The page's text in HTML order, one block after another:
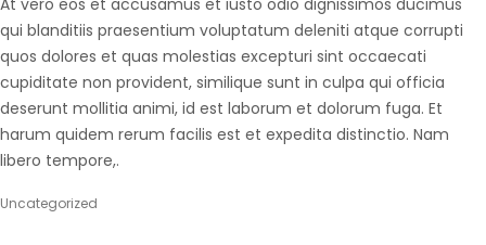
qui blanditiis praesentium voluptatum deleniti atque corrupti
quos dolores et quas molestias excepturi sint occaecati
cupiditate non provident, similique sunt in culpa qui officia
deserunt mollitia animi, id est laborum et dolorum fuga. Et
harum quidem rerum facilis est et expedita distinctio. Nam
libero tempore,.
Uncategorized